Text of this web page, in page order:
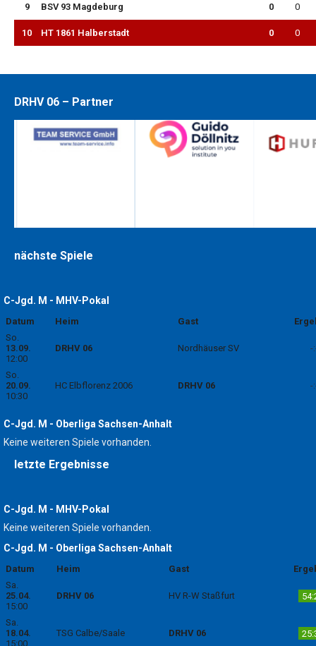
9 BSV 93 Magdeburg 0 0
10 HT 1861 Halberstadt 0 0
DRHV 06 – Partner
nächste Spiele
C-Jgd. M - MHV-Pokal
Datum Heim Gast
So.
13.09.
12:00
DRHV 06 Nordhäuser SV -
So.
20.09.
10:30
HC Elbflorenz 2006 DRHV 06 -
C-Jgd. M - Oberliga Sachsen-Anhalt
Keine weiteren Spiele vorhanden.
letzte Ergebnisse
C-Jgd. M - MHV-Pokal
Keine weiteren Spiele vorhanden.
C-Jgd. M - Oberliga Sachsen-Anhalt
Datum Heim Gast
Sa.
25.04.
15:00
DRHV 06 HV R-W Staßfurt
Sa.
18.04.
15:00
TSG Calbe/Saale DRHV 06